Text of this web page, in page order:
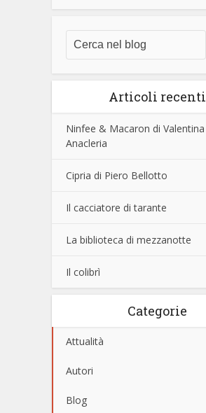
Articoli recenti
Ninfee & Macaron di Valentina
Anacleria
Cipria di Piero Bellotto
Il cacciatore di tarante
La biblioteca di mezzanotte
Il colibrì
Categorie
Attualità
Autori
Blog